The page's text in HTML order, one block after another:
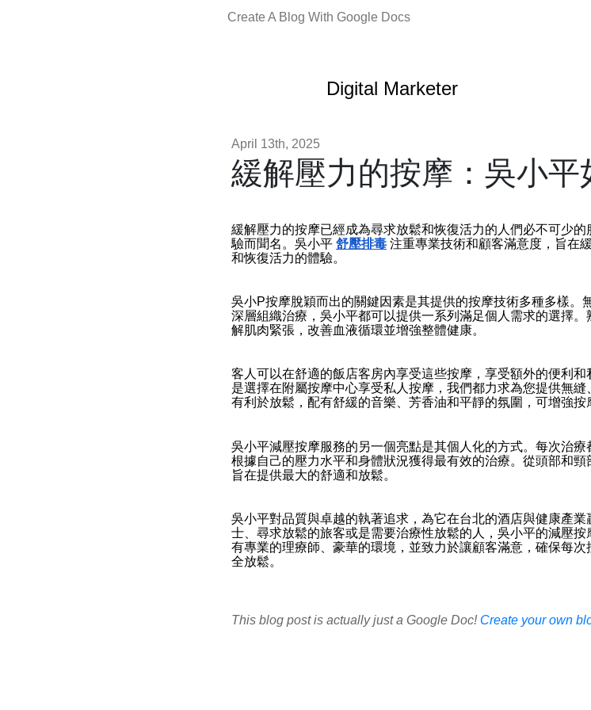
Create A Blog With Google Docs
Digital Marketer
April 13th, 2025
緩解壓力的按摩：吳小
緩解壓力的按摩已經成為尋求放鬆和恢復活力的人們必不可少
驗而聞名。吳小平 舒壓排毒 注重專業技術和顧客滿意度，旨在
和恢復活力的體驗。
吳小P按摩脫穎而出的關鍵因素是其提供的按摩技術多種多樣。
深層組織治療，吳小平都可以提供一系列滿足個人需求的選擇
解肌肉緊張，改善血液循環並增強整體健康。
客人可以在舒適的飯店客房內享受這些按摩，享受額外的便利
是選擇在附屬按摩中心享受私人按摩，我們都力求為您提供無
有利於放鬆，配有舒緩的音樂、芳香油和平靜的氛圍，可增強按
吳小平減壓按摩服務的另一個亮點是其個人化的方式。每次治
根據自己的壓力水平和身體狀況獲得最有效的治療。從頭部和
旨在提供最大的舒適和放鬆。
吳小平對品質與卓越的執著追求，為它在台北的酒店與健康產
士、尋求放鬆的旅客或是需要治療性放鬆的人，吳小平的減壓
有專業的理療師、豪華的環境，並致力於讓顧客滿意，確保每
全放鬆。
This blog post is actually just a Google Doc! Create your own